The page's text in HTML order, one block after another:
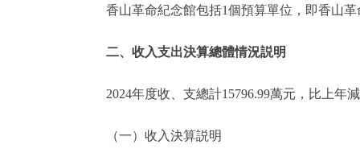
香山革命紀念館包括1個預算單位，即香山
二、收入支出決算總體情況説明
2024年度收、支總計15796.99萬元，比上年
（一）收入決算説明